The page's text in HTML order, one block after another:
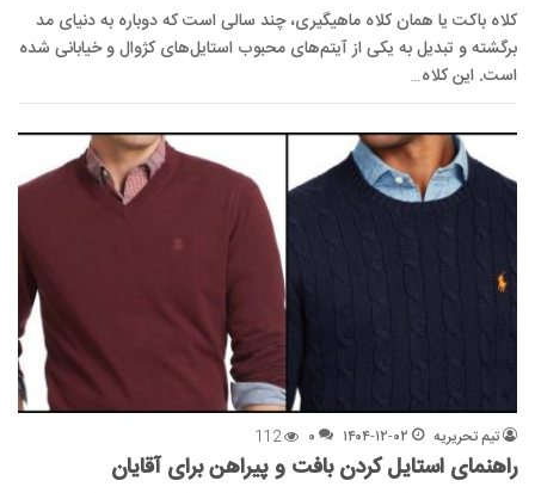
کلاه باکت یا همان کلاه ماهیگیری، چند سالی است که دوباره به دنیای مد
برگشته و تبدیل به یکی از آیتم‌های محبوب استایل‌های کژوال و خیابانی شده
است. این کلاه…
تیم تحریریه ۱۴۰۴-۱۲-۰۲ ۰ 112
راهنمای استایل کردن بافت و پیراهن برای آقایان